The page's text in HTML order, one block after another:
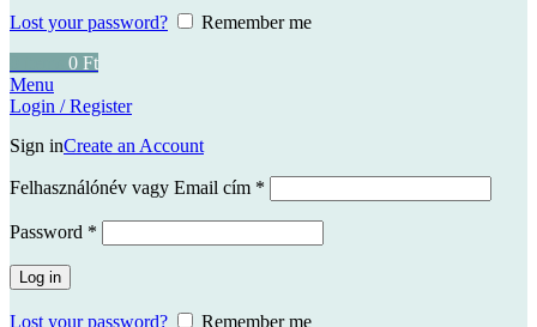
Lost your password?
Remember me
0 Ft
Menu
Login / Register
Sign inCreate an Account
Felhasználónév vagy Email cím *
Password *
Log in
Lost your password?
Remember me